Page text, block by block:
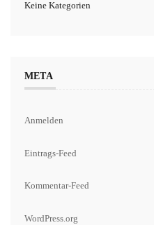
Keine Kategorien
META
Anmelden
Eintrags-Feed
Kommentar-Feed
WordPress.org